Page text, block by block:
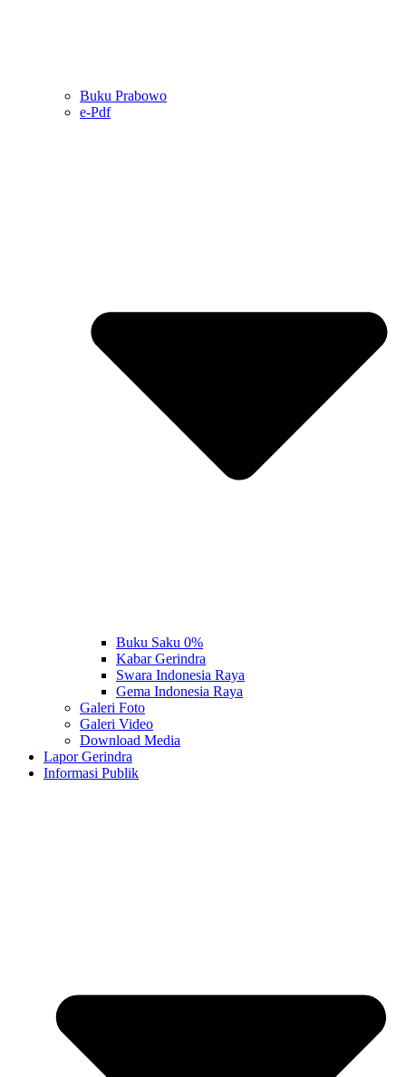
Buku Prabowo
e-Pdf
Buku Saku 0%
Kabar Gerindra
Swara Indonesia Raya
Gema Indonesia Raya
Galeri Foto
Galeri Video
Download Media
Lapor Gerindra
Informasi Publik